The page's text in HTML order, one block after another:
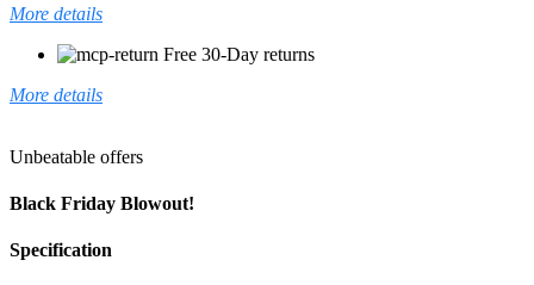
More details
Free 30-Day returns
More details
Unbeatable offers
Black Friday Blowout!
Specification